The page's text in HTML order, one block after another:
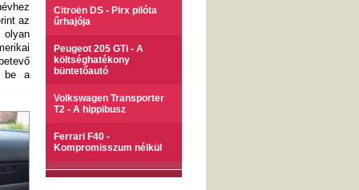
az
olyan
be a
Citroën DS - Pirx pilóta
űrhajója
Peugeot 205 GTi - A
költséghatékony
büntetőautó
Volkswagen Transporter
T2 - A hippibusz
Ferrari F40 -
Kompromisszum nélkül